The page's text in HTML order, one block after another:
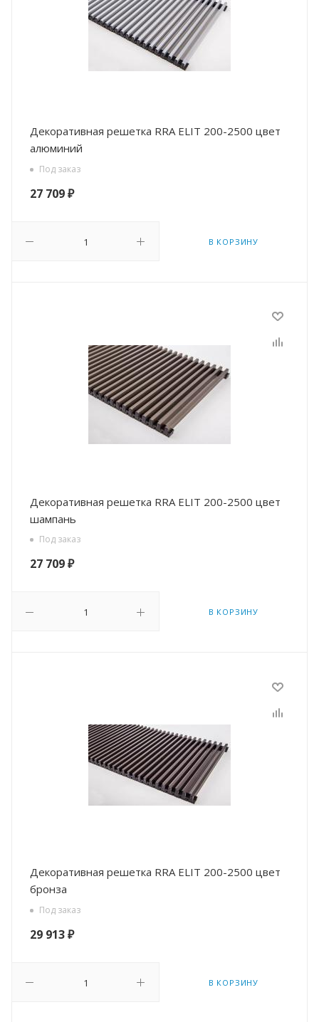
Декоративная решетка RRA ELIT 200-2500 цвет
алюминий
Под заказ
27 709₽
В КОРЗИНУ
Декоративная решетка RRA ELIT 200-2500 цвет
шампань
Под заказ
27 709₽
В КОРЗИНУ
Декоративная решетка RRA ELIT 200-2500 цвет
бронза
Под заказ
29 913₽
В КОРЗИНУ